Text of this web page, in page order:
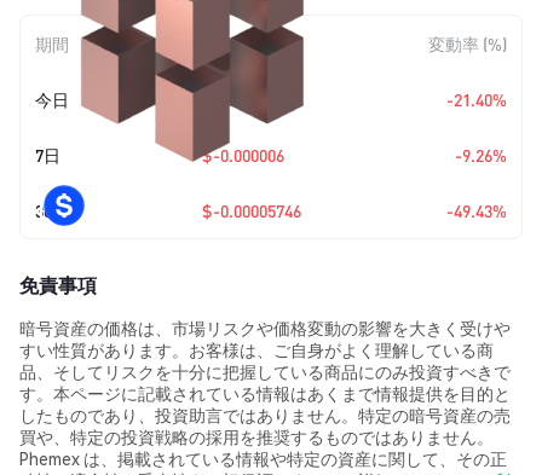
期間 金額変動 変動率 (%)
今日 -21.40%
7日 $-0.000006 -9.26%
30日 $-0.00005746 -49.43%
免責事項
暗号資産の価格は、市場リスクや価格変動の影響を大きく受けや
すい性質があります。お客様は、ご自身がよく理解している商
品、そしてリスクを十分に把握している商品にのみ投資すべきで
す。本ページに記載されている情報はあくまで情報提供を目的と
したものであり、投資助言ではありません。特定の暗号資産の売
買や、特定の投資戦略の採用を推奨するものではありません。
Phemex は、掲載されている情報や特定の資産に関して、その正